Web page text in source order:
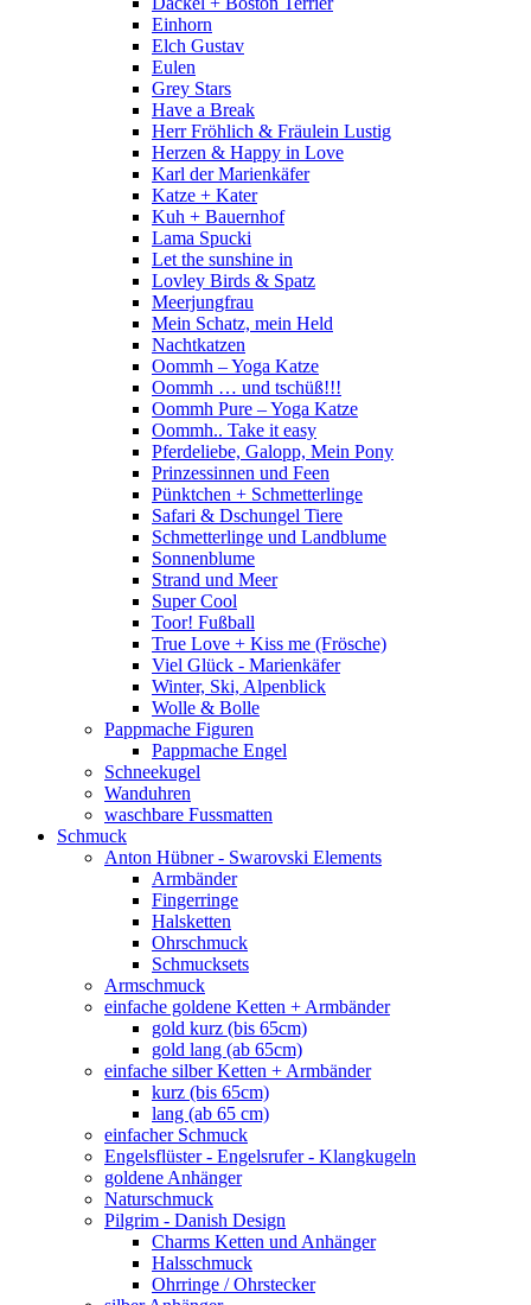
Einhorn
Elch Gustav
Eulen
Grey Stars
Have a Break
Herr Fröhlich & Fräulein Lustig
Herzen & Happy in Love
Karl der Marienkäfer
Katze + Kater
Kuh + Bauernhof
Lama Spucki
Let the sunshine in
Lovley Birds & Spatz
Meerjungfrau
Mein Schatz, mein Held
Nachtkatzen
Oommh – Yoga Katze
Oommh … und tschüß!!!
Oommh Pure – Yoga Katze
Oommh.. Take it easy
Pferdeliebe, Galopp, Mein Pony
Prinzessinnen und Feen
Pünktchen + Schmetterlinge
Safari & Dschungel Tiere
Schmetterlinge und Landblume
Sonnenblume
Strand und Meer
Super Cool
Toor! Fußball
True Love + Kiss me (Frösche)
Viel Glück - Marienkäfer
Winter, Ski, Alpenblick
Wolle & Bolle
Pappmache Figuren
Pappmache Engel
Schneekugel
Wanduhren
waschbare Fussmatten
Schmuck
Anton Hübner - Swarovski Elements
Armbänder
Fingerringe
Halsketten
Ohrschmuck
Schmucksets
Armschmuck
einfache goldene Ketten + Armbänder
gold kurz (bis 65cm)
gold lang (ab 65cm)
einfache silber Ketten + Armbänder
kurz (bis 65cm)
lang (ab 65 cm)
einfacher Schmuck
Engelsflüster - Engelsrufer - Klangkugeln
goldene Anhänger
Naturschmuck
Pilgrim - Danish Design
Charms Ketten und Anhänger
Halsschmuck
Ohrringe / Ohrstecker